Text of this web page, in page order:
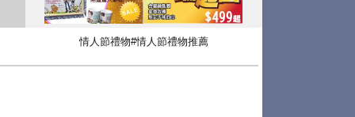
情人節禮物#情人節禮物推薦